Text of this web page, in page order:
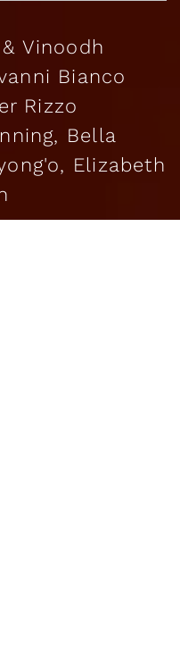
Vinoodh
Bianco
Rizzo
Bella
Elizabeth